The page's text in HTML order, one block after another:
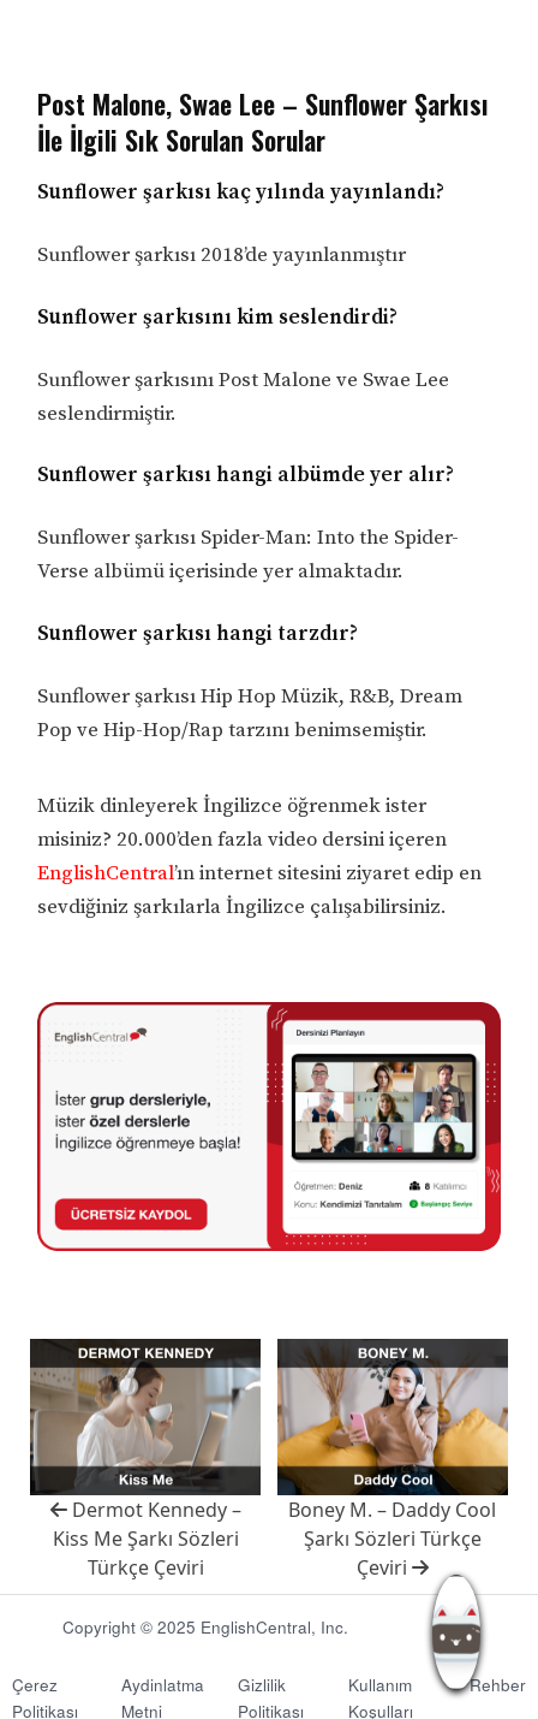
Post Malone, Swae Lee – Sunflower Şarkısı
İle İlgili Sık Sorulan Sorular
Sunflower şarkısı kaç yılında yayınlandı?
Sunflower şarkısı 2018’de yayınlanmıştır
Sunflower şarkısını kim seslendirdi?
Sunflower şarkısını Post Malone ve Swae Lee
seslendirmiştir.
Sunflower şarkısı hangi albümde yer alır?
Sunflower şarkısı Spider-Man: Into the Spider-
Verse albümü içerisinde yer almaktadır.
Sunflower şarkısı hangi tarzdır?
Sunflower şarkısı Hip Hop Müzik, R&B, Dream
Pop ve Hip-Hop/Rap tarzını benimsemiştir.
Müzik dinleyerek İngilizce öğrenmek ister
misiniz? 20.000’den fazla video dersini içeren
EnglishCentral’ın internet sitesini ziyaret edip en
sevdiğiniz şarkılarla İngilizce çalışabilirsiniz.
Dermot Kennedy –
Kiss Me Şarkı Sözleri
Türkçe Çeviri
Boney M. – Daddy Cool
Şarkı Sözleri Türkçe
Çeviri
Copyright © 2025 EnglishCentral, Inc.
Çerez
Politikası
Aydinlatma
Metni
Gizlilik
Politikası
Kullanım
Koşulları
Rehber